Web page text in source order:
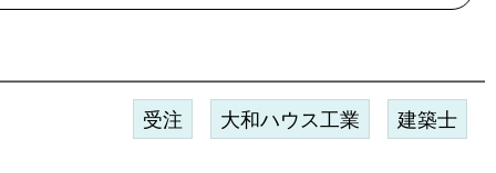
受注 大和ハウス工業 建築士